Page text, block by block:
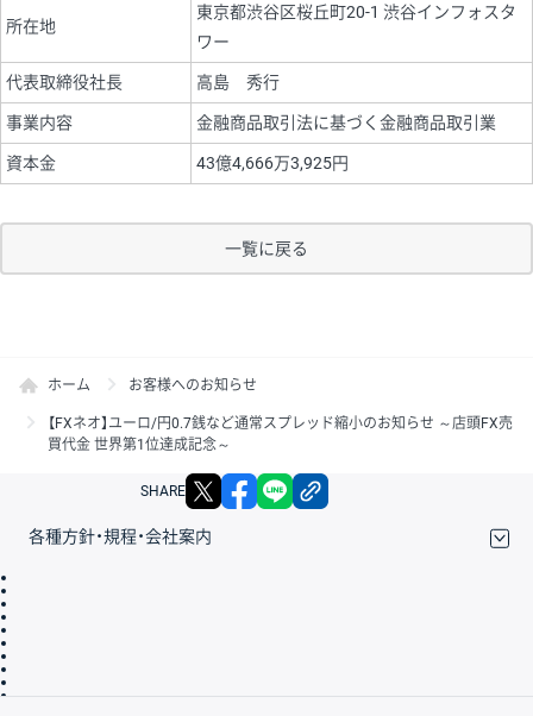
所在地
東京都渋谷区桜丘町20-1 渋谷インフォスタ
ワー
代表取締役社長 高島 秀行
事業内容 金融商品取引法に基づく金融商品取引業
資本金 43億4,666万3,925円
一覧に戻る
ホーム お客様へのお知らせ
【FXネオ】ユーロ/円0.7銭など通常スプレッド縮小のお知らせ ～店頭FX売
買代金 世界第1位達成記念～
SHARE X facebook
各種方針・規程・会社案内
会社案内